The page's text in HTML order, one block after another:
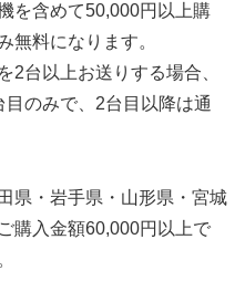
を含めて50,000円以上購
無料になります。
台以上お送りする場合、
のみで、2台目以降は通
県・岩手県・山形県・宮城
購入金額60,000円以上で